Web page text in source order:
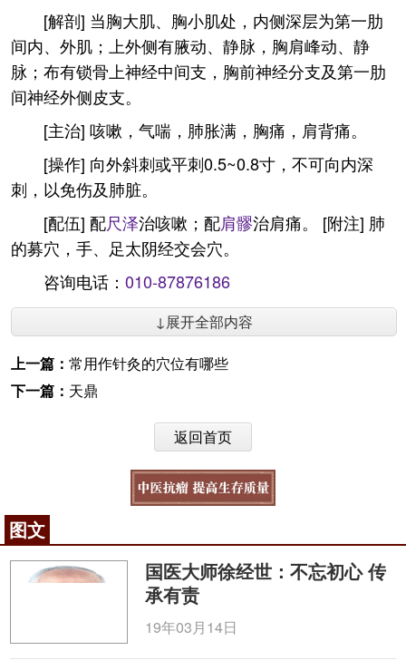
[解剖] 当胸大肌、胸小肌处，内侧深层为第一肋
间内、外肌；上外侧有腋动、静脉，胸肩峰动、静
脉；布有锁骨上神经中间支，胸前神经分支及第一肋
间神经外侧皮支。
[主治] 咳嗽，气喘，肺胀满，胸痛，肩背痛。
[操作] 向外斜刺或平刺0.5~0.8寸，不可向内深
刺，以免伤及肺脏。
[配伍] 配尺泽治咳嗽；配肩髎治肩痛。 [附注] 肺
的募穴，手、足太阴经交会穴。
咨询电话： 010-87876186
↓展开全部内容
上一篇： 常用作针灸的穴位有哪些
下一篇： 天鼎
返回首页
图文
国医大师徐经世：不忘初心 传
承有责
19年03月14日